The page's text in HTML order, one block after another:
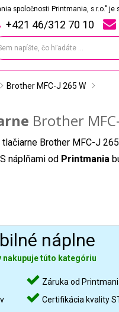
spoločnosti Printmania, s.r.o."
+421 46/312 70 10
Brother MFC-J 265 W
Brother
Brother MFC-J
náplňami od Printmania
náplne
nakupuje túto kategóriu
Záruka od
Certifikácia kvality